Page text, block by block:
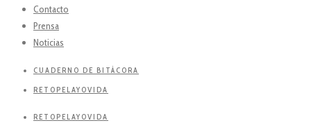
Contacto
Prensa
Noticias
CUADERNO DE BITÁCORA
RETOPELAYOVIDA
RETOPELAYOVIDA